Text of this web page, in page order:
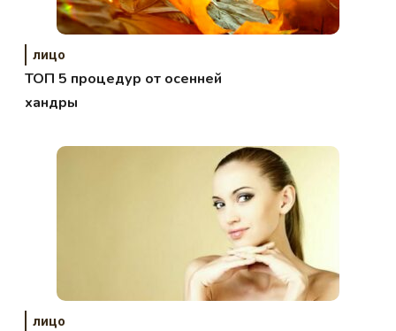
лицо
ТОП 5 процедур от осенней
хандры
лицо